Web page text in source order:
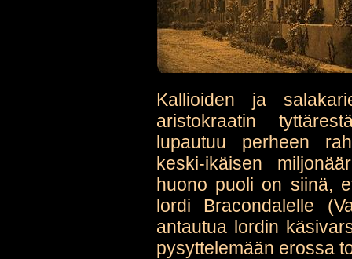
Kallioiden ja
aristokraatin
lupautuu perheen
keski-ikäisen
huono puoli on siinä,
lordi Bracondalelle
antautua lordin
pysyttelemään erossa